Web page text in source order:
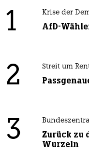
1 Krise der
AfD-
2 Streit um
3
Zurück zu
Wurzeln